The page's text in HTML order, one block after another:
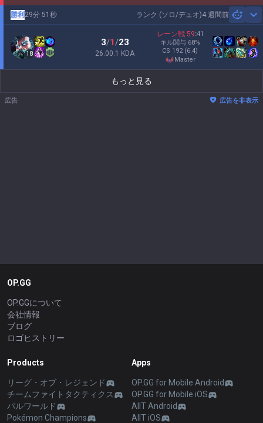
ランク (ソロ/デュオ)4 週間前
勝利 29分 51秒
18
3/1/23
26.00:1 KDA
レーン戦 59:41
キル関与 68%
CS 192 (6.4)
master
もっと見る
広告 広告を非表示
OP.GG
OP.GGについて
会社情報
ブログ
ロゴヒストリー
Products
リーグ・オブ・レジェンド
チームファイトタクティクス
パルワールド
Pokémon Champions
Apps
OP.GG for Mobile Android
OP.GG for Mobile iOS
AllT Android
AllT iOS